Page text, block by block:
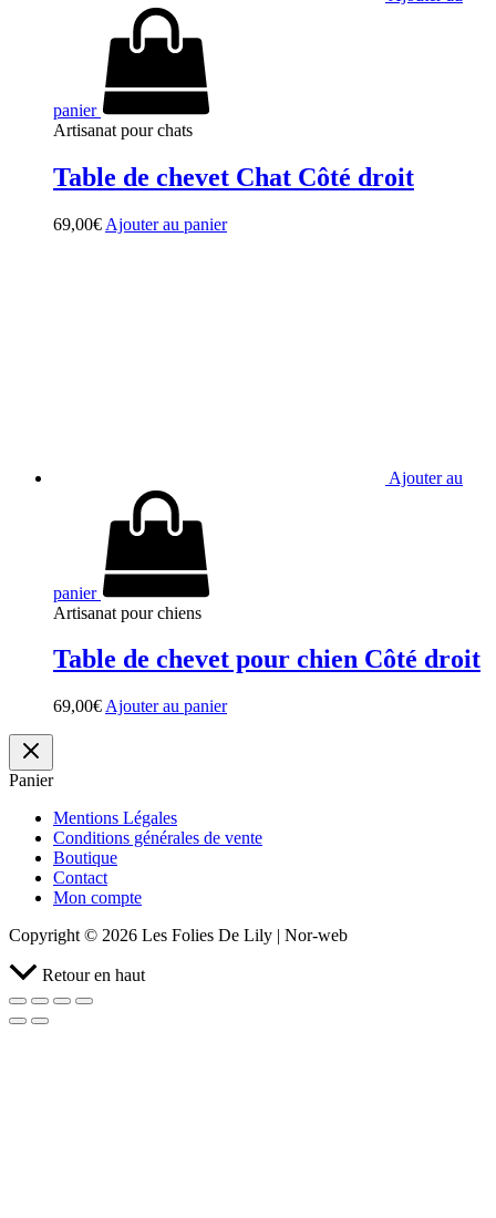
panier
Artisanat pour chats
Table de chevet Chat Côté droit
69,00€ Ajouter au panier
Ajouter au
panier
Artisanat pour chiens
Table de chevet pour chien Côté droit
69,00€ Ajouter au panier
Panier
Mentions Légales
Conditions générales de vente
Boutique
Contact
Mon compte
Copyright © 2026 Les Folies De Lily | Nor-web
Retour en haut